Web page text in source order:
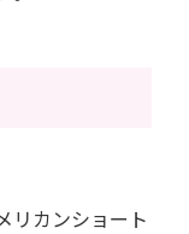
リカンショート